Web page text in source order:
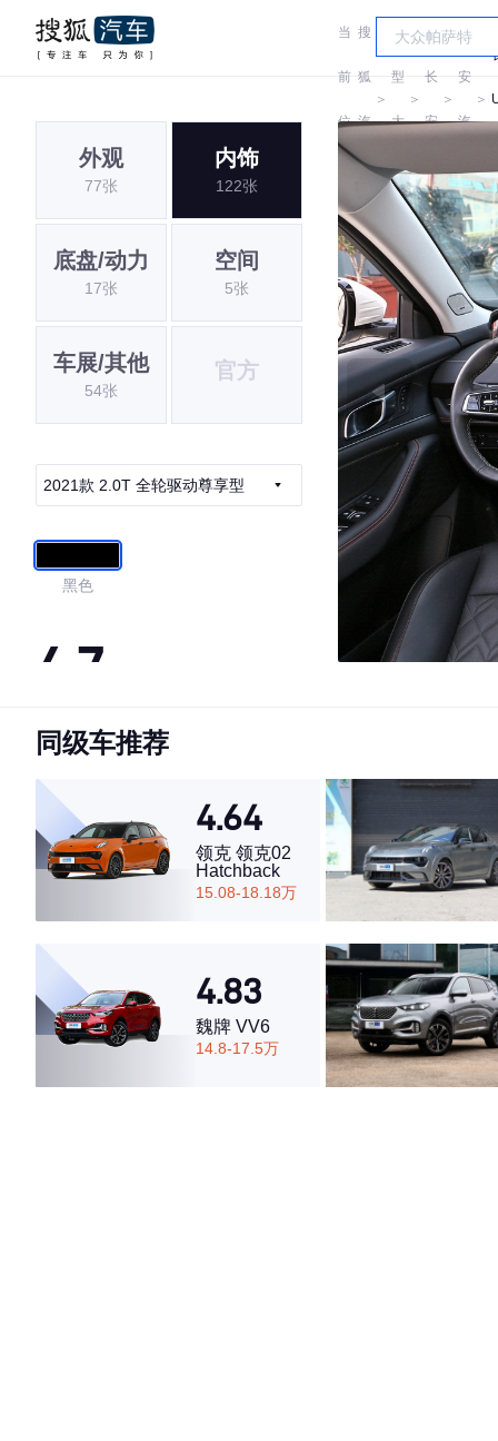
当
前
位
置:
搜
狐
汽
车
＞
车
型
大
全
＞
长
安
＞
长
安
汽
＞
外观
77张
内饰
122张
底盘/动力
17张
空间
5张
车展/其他
54张
官方
2021款 2.0T 全轮驱动尊享型
黑色
4.7
·外观表现较为优秀，优于63%同级车
·空间表现较为优秀，优于78%同级车
同级车推荐
4.64
领克 领克02
Hatchback
15.08-18.18万
4.83
魏牌 VV6
14.8-17.5万